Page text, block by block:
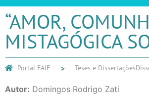
“AMOR,
MISTAGÓGICA
Portal FAJE Teses e Dissertações
Autor: Domingos Rodrigo Zati